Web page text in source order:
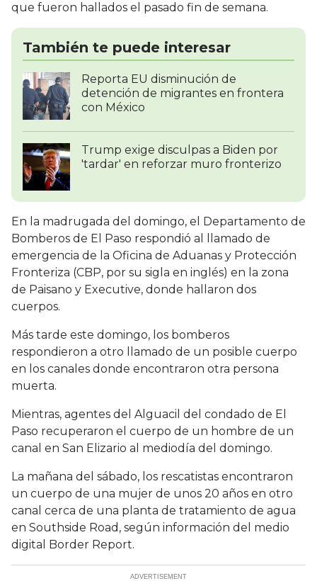
que fueron hallados el pasado fin de semana.
También te puede interesar
Reporta EU disminución de
detención de migrantes en frontera
con México
Trump exige disculpas a Biden por
'tardar' en reforzar muro fronterizo
En la madrugada del domingo, el Departamento de
Bomberos de El Paso respondió al llamado de
emergencia de la Oficina de Aduanas y Protección
Fronteriza (CBP, por su sigla en inglés) en la zona
de Paisano y Executive, donde hallaron dos
cuerpos.
Más tarde este domingo, los bomberos
respondieron a otro llamado de un posible cuerpo
en los canales donde encontraron otra persona
muerta.
Mientras, agentes del Alguacil del condado de El
Paso recuperaron el cuerpo de un hombre de un
canal en San Elizario al mediodía del domingo.
La mañana del sábado, los rescatistas encontraron
un cuerpo de una mujer de unos 20 años en otro
canal cerca de una planta de tratamiento de agua
en Southside Road, según información del medio
digital Border Report.